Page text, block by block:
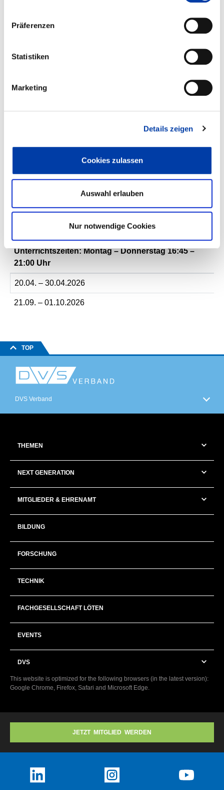
Präferenzen
Statistiken
Marketing
Details zeigen
Cookies zulassen
Auswahl erlauben
Nur notwendige Cookies
05.10. – 27.11.2026
Donnerstag 7:30 – 17:00 Uhr
7:30 – 12:00 Uhr
Abendkurse Rastatt in der Josef Durler Schule
Unterrichtszeiten: Montag – Donnerstag 16:45 –
21:00 Uhr
20.04. – 30.04.2026
21.09. – 01.10.2026
TOP
DVS Verband
THEMEN
NEXT GENERATION
MITGLIEDER & EHRENAMT
BILDUNG
FORSCHUNG
TECHNIK
FACHGESELLSCHAFT LÖTEN
EVENTS
DVS
This website is optimized for the following browsers (in the latest version):
Google Chrome, Firefox, Safari and Microsoft Edge.
JETZT MITGLIED WERDEN